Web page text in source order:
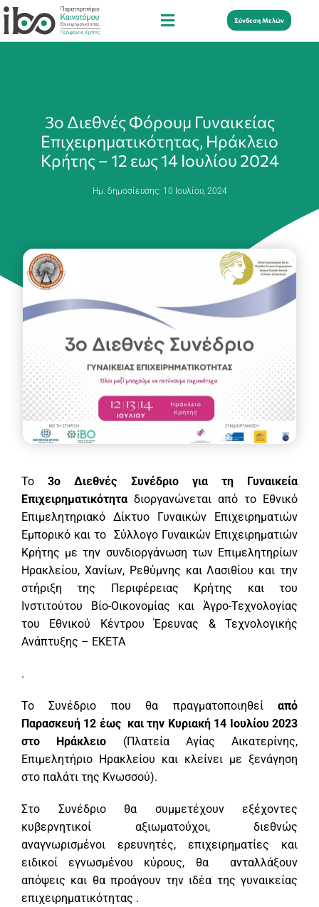
Σύνδεση Μελών
3ο Διεθνές Φόρουμ Γυναικείας
Επιχειρηματικότητας, Ηράκλειο
Κρήτης – 12 εως 14 Ιουλίου 2024
Ημ. δημοσίευσης: 10 Ιουλίου, 2024
Το3ο Διεθνές Συνέδριο για τη Γυναικεία
Επιχειρηματικότητα διοργανώνεται από το Εθνικό
Επιμελητηριακό Δίκτυο Γυναικών Επιχειρηματιών
Εμπορικό και το Σύλλογο Γυναικών Επιχειρηματιών
Κρήτης με την συνδιοργάνωση των Επιμελητηρίων
Ηρακλείου, Χανίων, Ρεθύμνης και Λασιθίου και την
στήριξη της Περιφέρειας Κρήτης και του
Ινστιτούτου Βίο-Οικονομίας και Άγρο-Τεχνολογίας
του Εθνικoύ Κέντρου Έρευνας & Τεχνολογικής
Ανάπτυξης – ΕΚΕΤΑ
.
Το Συνέδριο που θα πραγματοποιηθεί από
Παρασκευή 12 έως και την Κυριακή 14 Ιουλίου 2023
στο Ηράκλειο (Πλατεία Αγίας Αικατερίνης,
Επιμελητήριο Ηρακλείου και κλείνει με ξενάγηση
στο παλάτι της Κνωσσού).
Στο Συνέδριο θα συμμετέχουν εξέχοντες
κυβερνητικοί αξιωματούχοι, διεθνώς
αναγνωρισμένοι ερευνητές, επιχειρηματίες και
ειδικοί εγνωσμένου κύρους, θα ανταλλάξουν
απόψεις και θα προάγουν την ιδέα της γυναικείας
επιχειρηματικότητας .